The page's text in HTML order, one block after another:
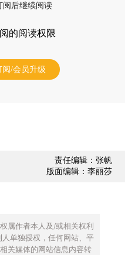
阅后继续阅读
的阅读权限
阅/会员升级
责任编辑：张帆
版面编辑：李丽莎
属作者本人及/或相关权利
单独授权，任何网站、平
关媒体的网站信息内容转